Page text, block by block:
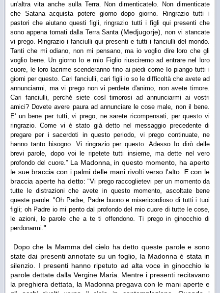
un'altra vita anche sulla Terra. Non dimenticatelo. Non dimenticate
che Satana acquista potere giorno dopo giorno. Ringrazio tutti i
pastori che aiutano questi figli, ringrazio tutti i figli qui presenti che
sono appena tornati dalla Terra Santa(Medjugorje), non vi stancate
vi prego
Ringrazio i fanciulli qui presenti e tutti i fanciulli del mondo.
Tanti che mi odiano, non mi pensano, ma io voglio dire loro che gli
voglio bene. Un giorno Io e mio Figlio riusciremo ad entrare nel loro
cuore, le loro lacrime scenderanno fino ai piedi come Io piango tutti i
giorni per questo. Cari fanciulli, cari figli io so le difficoltà che avete ad
annunciarmi, ma vi prego non vi perdete d'animo, non avete timore.
Cari fanciulli, perché siete così timorosi ad annunciarmi ai vostri
amici? Dovete avere paura ad annunciare le cose male, non il bene.
E' un bene per tutti, vi prego, ne sarete ricompensati, per questo vi
ringrazio. Come vi è stato già detto nel messaggio precedente di
pregare per i sacerdoti in questo periodo, vi prego continuate, ne
hanno tanto bisogno. Vi ringrazio per questo. Adesso Io dirò delle
brevi parole, dopo voi le ripetete tutti insieme, ma dette nel vero
profondo del cuore.” La Madonna, in questo momento, ha aperto
le sue braccia con i palmi delle mani rivolti verso l'alto. E con le
braccia aperte ha detto: "Vi prego raccoglietevi per un momento da
tutte le distrazioni che avete in questo momento, ascoltate bene
queste parole:"Oh Padre, Padre buono e misericordioso di tutti i tuoi
figli; oh Padre io mi pento dal profondo del mio cuore di tutte le cose,
le azioni, le parole che a te ti offendono. Ti prego in ginocchio di
perdonarmi."
Dopo che la Mamma del cielo ha detto queste parole e sono
state dai presenti annotate su un foglio, la Madonna è stata in
silenzio. I presenti hanno ripetuto ad alta voce in ginocchio le
parole dettate dalla Vergine Maria. Mentre i presenti recitavano
la preghiera dettata, la Madonna pregava con le mani aperte e